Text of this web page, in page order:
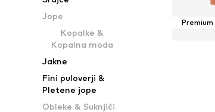
Jope
Kopalke &
Kopalna moda
Jakne
Fini puloverji &
Pletene jope
Obleke & Suknjiči
Premium